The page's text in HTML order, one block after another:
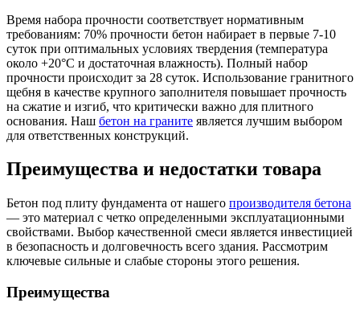
Время набора прочности соответствует нормативным
требованиям: 70% прочности бетон набирает в первые 7-10
суток при оптимальных условиях твердения (температура
около +20°C и достаточная влажность). Полный набор
прочности происходит за 28 суток. Использование гранитного
щебня в качестве крупного заполнителя повышает прочность
на сжатие и изгиб, что критически важно для плитного
основания. Наш бетон на граните является лучшим выбором
для ответственных конструкций.
Преимущества и недостатки товара
Бетон под плиту фундамента от нашего производителя бетона
— это материал с четко определенными эксплуатационными
свойствами. Выбор качественной смеси является инвестицией
в безопасность и долговечность всего здания. Рассмотрим
ключевые сильные и слабые стороны этого решения.
Преимущества